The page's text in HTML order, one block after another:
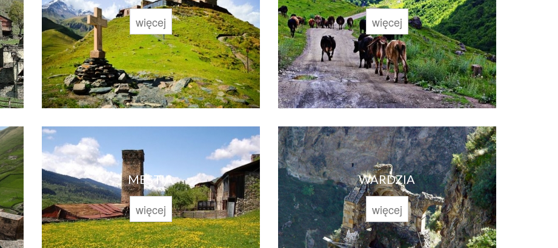
więcej więcej
MESTIA
więcej
WARDZIA
więcej